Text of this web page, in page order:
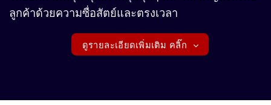
ลูกค้าด้วยความซื่อสัตย์และตรงเวลา
ดูรายละเอียดเพิ่มเติม คลิ๊ก